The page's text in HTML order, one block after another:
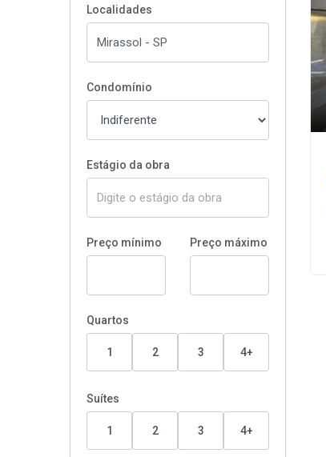
Localidades
Condomínio
Estágio da obra
Preço mínimo Preço máximo
Quartos
1 2 3 4+
Suítes
1 2 3 4+